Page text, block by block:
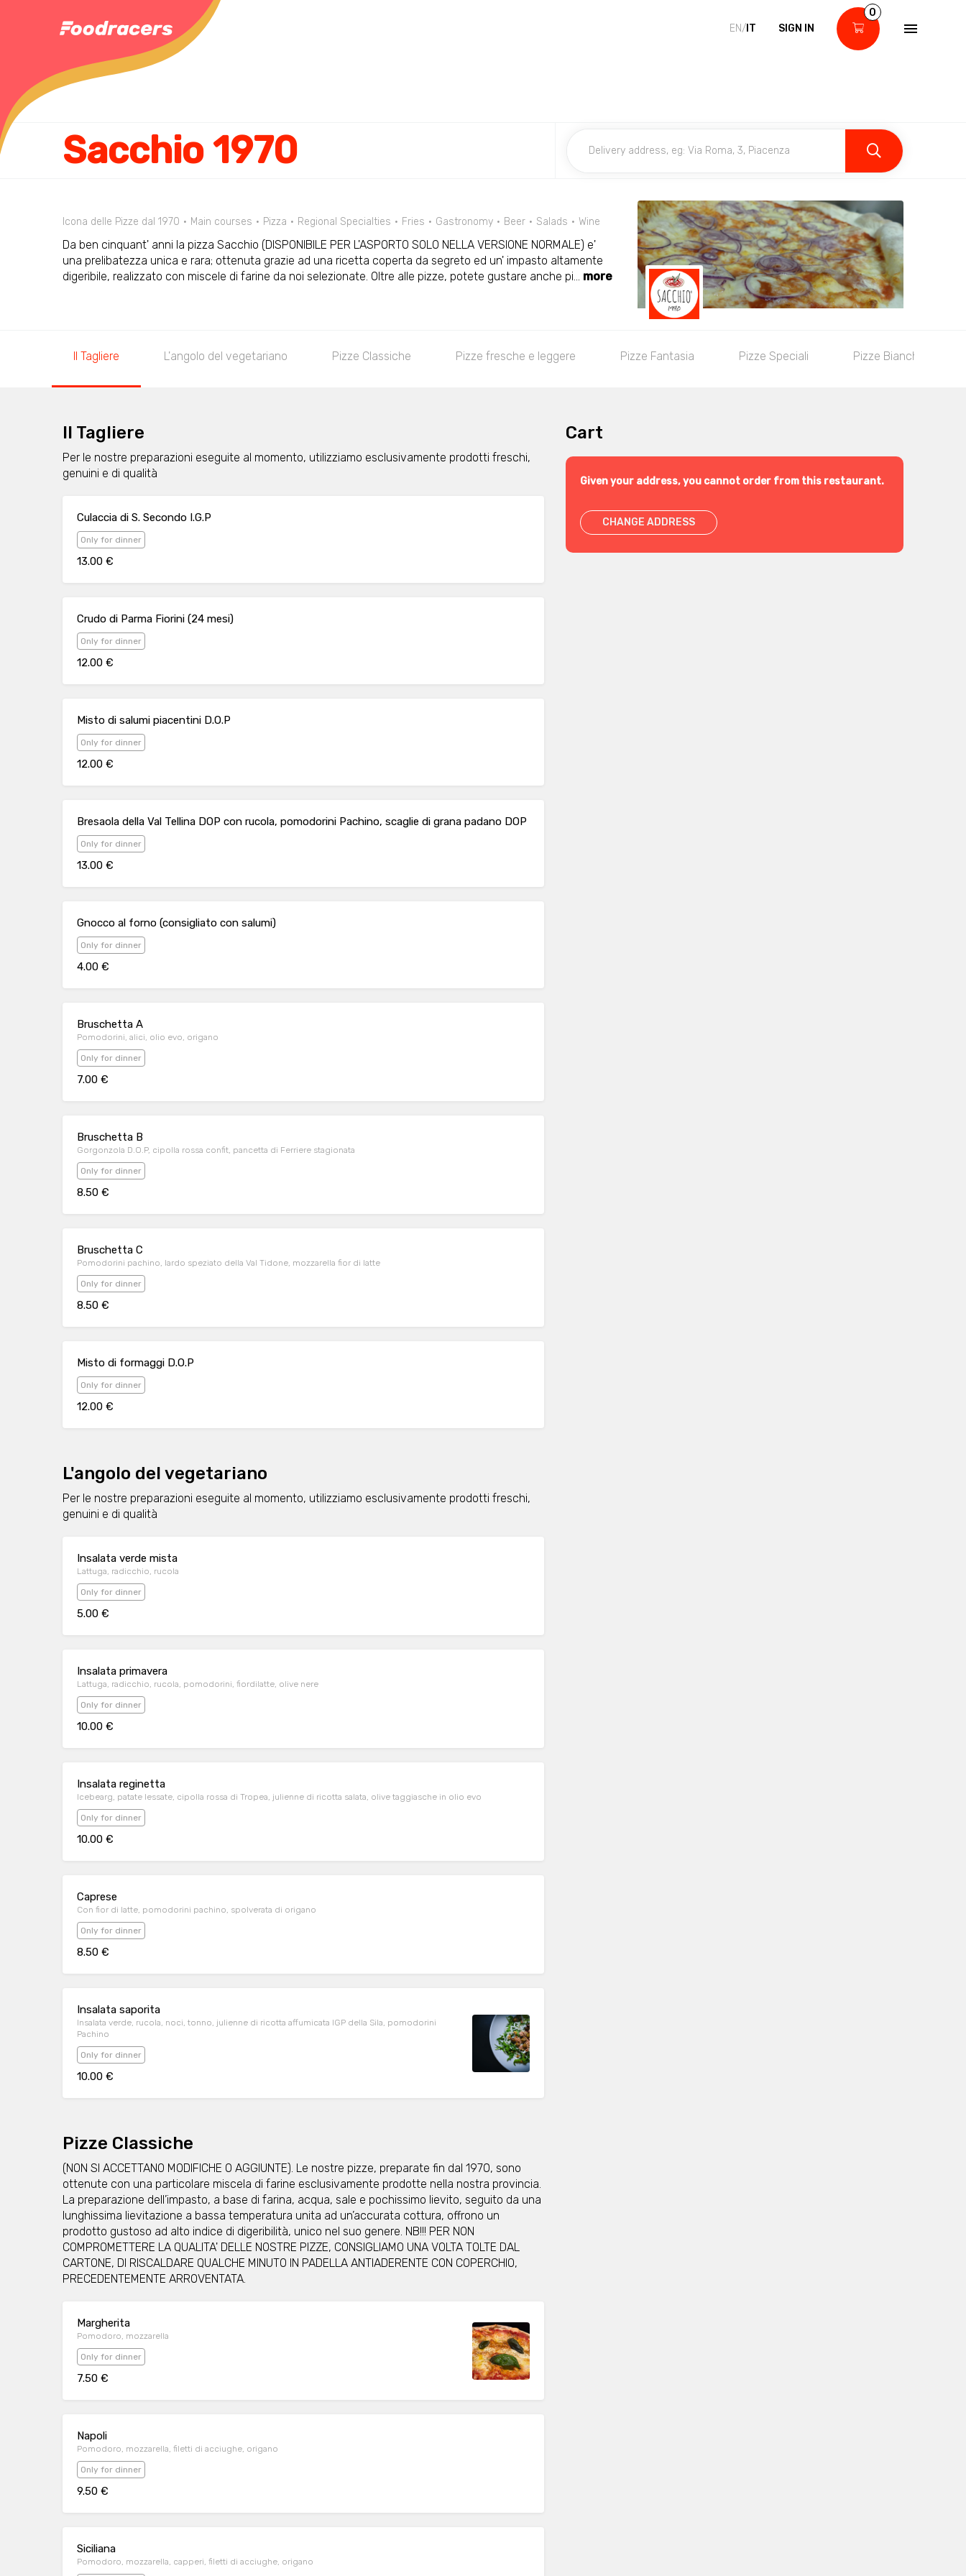
EN/ IT SIGN IN
0
Sacchio 1970
Icona delle Pizze dal 1970 Main courses Pizza Regional Specialties Fries Gastronomy Beer Salads Wine
Da ben cinquant' anni la pizza Sacchio (DISPONIBILE PER L'ASPORTO SOLO NELLA VERSIONE NORMALE) e'
una prelibatezza unica e rara; ottenuta grazie ad una ricetta coperta da segreto ed un' impasto altamente
digeribile, realizzato con miscele di farine da noi selezionate. Oltre alle pizze, potete gustare anche pi... more
Il Tagliere L'angolo del vegetariano Pizze Classiche Pizze fresche e leggere Pizze Fantasia Pizze Speciali Pizze Bianche
Il Tagliere
Per le nostre preparazioni eseguite al momento, utilizziamo esclusivamente prodotti freschi,
genuini e di qualità
Culaccia di S. Secondo I.G.P
Only for dinner
13.00 €
Crudo di Parma Fiorini (24 mesi)
Only for dinner
12.00 €
Misto di salumi piacentini D.O.P
Only for dinner
12.00 €
Bresaola della Val Tellina DOP con rucola, pomodorini Pachino, scaglie di grana padano DOP
Only for dinner
13.00 €
Gnocco al forno (consigliato con salumi)
Only for dinner
4.00 €
Bruschetta A
Pomodorini, alici, olio evo, origano
Only for dinner
7.00 €
Bruschetta B
Gorgonzola D.O.P, cipolla rossa confit, pancetta di Ferriere stagionata
Only for dinner
8.50 €
Bruschetta C
Pomodorini pachino, lardo speziato della Val Tidone, mozzarella fior di latte
Only for dinner
8.50 €
Misto di formaggi D.O.P
Only for dinner
12.00 €
L'angolo del vegetariano
Per le nostre preparazioni eseguite al momento, utilizziamo esclusivamente prodotti freschi,
genuini e di qualità
Insalata verde mista
Lattuga, radicchio, rucola
Only for dinner
5.00 €
Insalata primavera
Lattuga, radicchio, rucola, pomodorini, fiordilatte, olive nere
Only for dinner
10.00 €
Insalata reginetta
Icebearg, patate lessate, cipolla rossa di Tropea, julienne di ricotta salata, olive taggiasche in olio evo
Only for dinner
10.00 €
Caprese
Con fior di latte, pomodorini pachino, spolverata di origano
Only for dinner
8.50 €
Insalata saporita
Insalata verde, rucola, noci, tonno, julienne di ricotta affumicata IGP della Sila, pomodorini
Pachino
Only for dinner
10.00 €
Pizze Classiche
(NON SI ACCETTANO MODIFICHE O AGGIUNTE). Le nostre pizze, preparate fin dal 1970, sono
ottenute con una particolare miscela di farine esclusivamente prodotte nella nostra provincia.
La preparazione dell’impasto, a base di farina, acqua, sale e pochissimo lievito, seguito da una
lunghissima lievitazione a bassa temperatura unita ad un’accurata cottura, offrono un
prodotto gustoso ad alto indice di digeribilità, unico nel suo genere. NB!!! PER NON
COMPROMETTERE LA QUALITA' DELLE NOSTRE PIZZE, CONSIGLIAMO UNA VOLTA TOLTE DAL
CARTONE, DI RISCALDARE QUALCHE MINUTO IN PADELLA ANTIADERENTE CON COPERCHIO,
PRECEDENTEMENTE ARROVENTATA.
Margherita
Pomodoro, mozzarella
Only for dinner
7.50 €
Napoli
Pomodoro, mozzarella, filetti di acciughe, origano
Only for dinner
9.50 €
Siciliana
Pomodoro, mozzarella, capperi, filetti di acciughe, origano
Cart
Given your address, you cannot order from this restaurant.
CHANGE ADDRESS